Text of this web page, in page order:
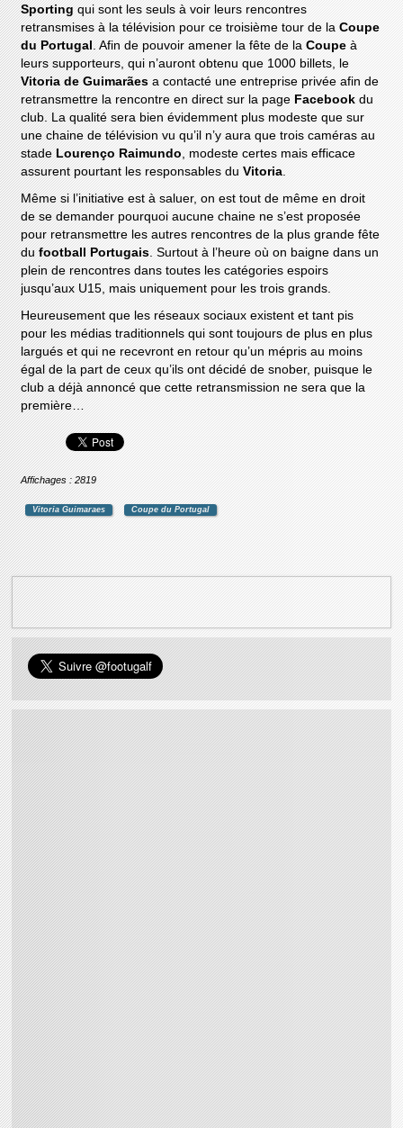
Sportingqui sont les seuls à voir leurs rencontres
retransmises à la télévision pour ce troisième tour de laCoupe
du Portugal . Afin de pouvoir amener la fête de laCoupeà
leurs supporteurs, qui n’auront obtenu que 1000 billets, le
Vitoria de Guimarães a contacté une entreprise privée afin de
retransmettre la rencontre en direct sur la page Facebookdu
club. La qualité sera bien évidemment plus modeste que sur
une chaine de télévision vu qu’il n’y aura que trois caméras au
stade Lourenço Raimundo, modeste certes mais efficace
assurent pourtant les responsables duVitoria.
Même si l’initiative est à saluer, on est tout de même en droit
de se demander pourquoi aucune chaine ne s’est proposée
pour retransmettre les autres rencontres de la plus grande fête
dufootball Portugais. Surtout à l’heure où on baigne dans un
plein de rencontres dans toutes les catégories espoirs
jusqu’aux U15, mais uniquement pour les trois grands.
Heureusement que les réseaux sociaux existent et tant pis
pour les médias traditionnels qui sont toujours de plus en plus
largués et qui ne recevront en retour qu’un mépris au moins
égal de la part de ceux qu’ils ont décidé de snober, puisque le
club a déjà annoncé que cette retransmission ne sera que la
première…
Affichages : 2819
Vitoria Guimaraes Coupe du Portugal